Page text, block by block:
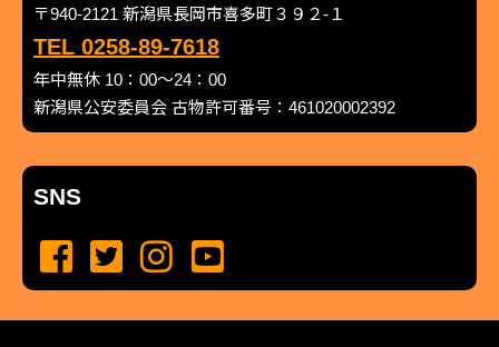
〒940-2121 新潟県長岡市喜多町３９２-１
TEL 0258-89-7618
年中無休 10：00～24：00
新潟県公安委員会 古物許可番号：461020002392
SNS